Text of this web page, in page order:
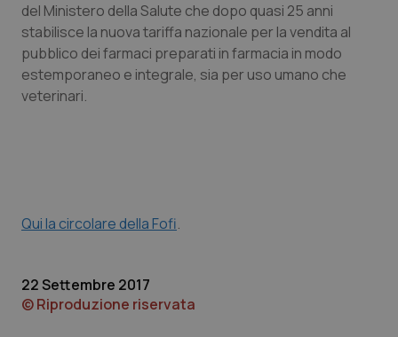
Provincia Autonoma di Bolzano
Provincia Autonoma di Trento
Umbria
Infezioni & Febbre
Ipertensione & Scompenso
Oftalmologia
del Ministero della Salute che dopo quasi 25 anni
stabilisce la nuova tariffa nazionale per la vendita al
pubblico dei farmaci preparati in farmacia in modo
estemporaneo e integrale, sia per uso umano che
veterinari.
Qui la circolare della Fofi.
22 Settembre 2017
© Riproduzione riservata